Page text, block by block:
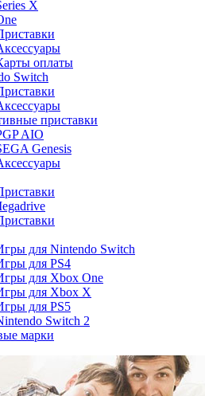
X
оплаты
Switch
приставки
AIO
Genesis
для Nintendo Switch
для PS4
для Xbox One
для Xbox X
для PS5
Switch 2
марки